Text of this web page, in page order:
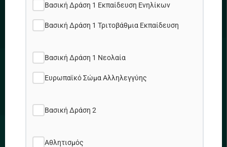
Πολιτική Cookies
Χάρτης Ιστοτόπου
Θέσεις εργασίας
ΔΙΕΥΘΥΝΣΗ
Βασική Δράση 1 Εκπαίδευση Ενηλίκων
Βασική Δράση 1 Τριτοβάθμια Εκπαίδευση
Βασική Δράση 1 Νεολαία
Ευρωπαϊκό Σώμα Αλληλεγγύης
Βασική Δράση 2
Αθλητισμός